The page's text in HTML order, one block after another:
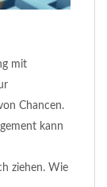
mit
Chancen.
kann
ziehen. Wie